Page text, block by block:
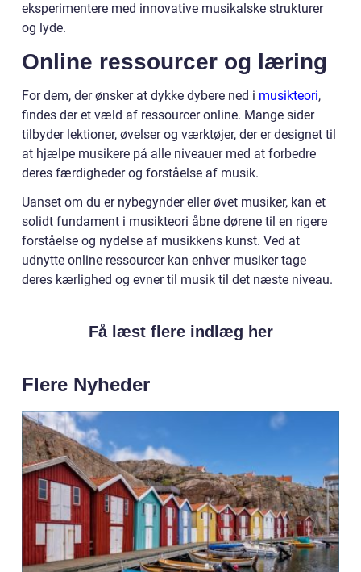
eksperimentere med innovative musikalske strukturer
og lyde.
Online ressourcer og læring
For dem, der ønsker at dykke dybere ned i musikteori,
findes der et væld af ressourcer online. Mange sider
tilbyder lektioner, øvelser og værktøjer, der er designet til
at hjælpe musikere på alle niveauer med at forbedre
deres færdigheder og forståelse af musik.
Uanset om du er nybegynder eller øvet musiker, kan et
solidt fundament i musikteori åbne dørene til en rigere
forståelse og nydelse af musikkens kunst. Ved at
udnytte online ressourcer kan enhver musiker tage
deres kærlighed og evner til musik til det næste niveau.
Få læst flere indlæg her
Flere Nyheder